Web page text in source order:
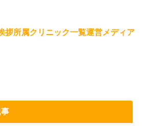
拶所属クリニック一覧運営メディア